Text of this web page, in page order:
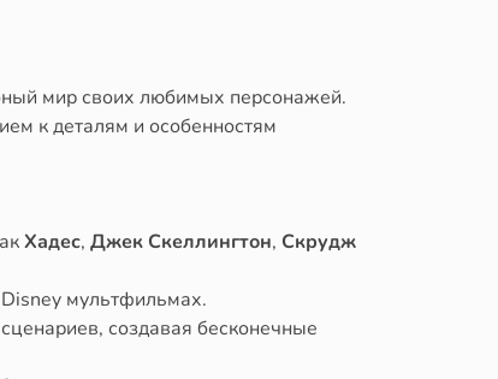
мир своих любимых персонажей.
к деталям и особенностям
Хадес, Джек Скеллингтон, Скрудж
мультфильмах.
создавая бесконечные